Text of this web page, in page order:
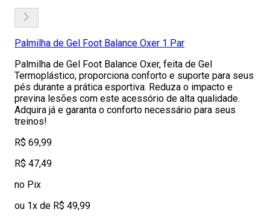
Palmilha de Gel Foot Balance Oxer 1 Par
Palmilha de Gel Foot Balance Oxer, feita de Gel
Termoplástico, proporciona conforto e suporte para seus
pés durante a prática esportiva. Reduza o impacto e
previna lesões com este acessório de alta qualidade.
Adquira já e garanta o conforto necessário para seus
treinos!
R$ 69,99
R$ 47,49
no Pix
ou 1x de R$ 49,99